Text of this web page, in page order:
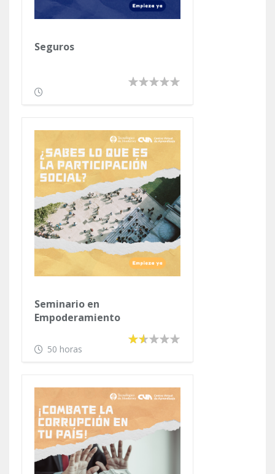
Seguros
Seminario en
Empoderamiento
Comunitario Sustentable e
Inclusión Social
50 horas